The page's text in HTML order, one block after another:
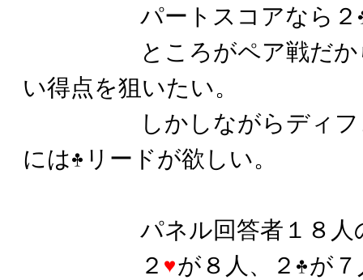
パートスコアなら２
ところがペア戦だから
い得点を狙いたい。
しかしながらディフェ
には
リードが欲しい。
パネル回答者１８人の
２
が８人、２
が